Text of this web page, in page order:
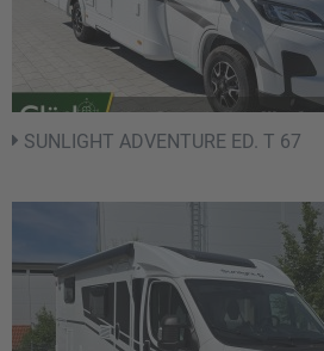
SUNLIGHT ADVENTURE ED. T 67